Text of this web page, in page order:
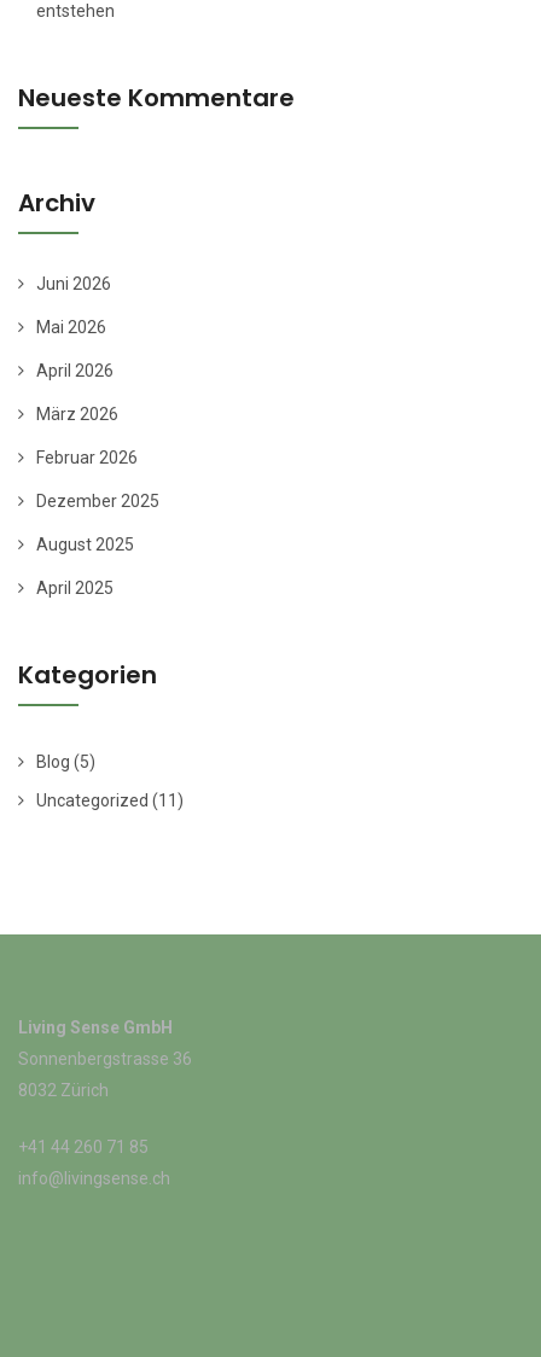
entstehen
Neueste Kommentare
Archiv
Juni 2026
Mai 2026
April 2026
März 2026
Februar 2026
Dezember 2025
August 2025
April 2025
Kategorien
Blog (5)
Uncategorized (11)
Living Sense GmbH
Sonnenbergstrasse 36
8032 Zürich
+41 44 260 71 85
info@livingsense.ch